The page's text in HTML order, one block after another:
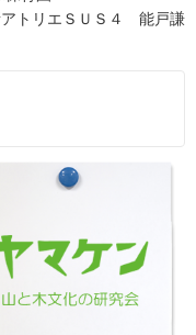
トリエＳＵＳ４ 能戸謙